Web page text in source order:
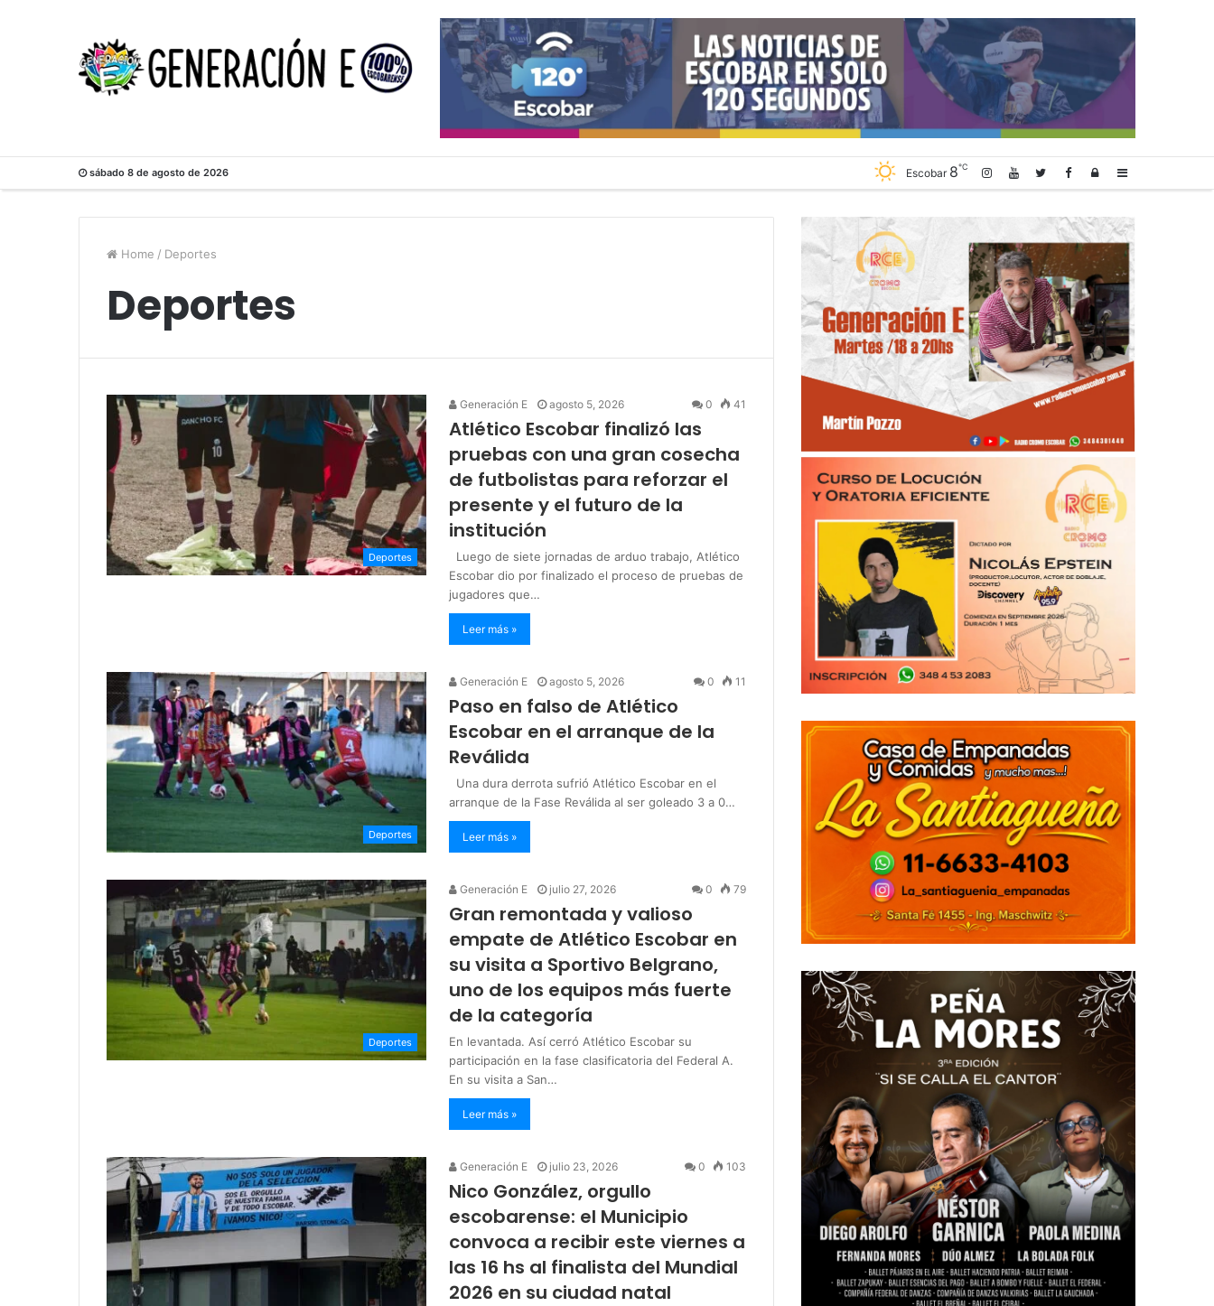
sábado 8 de agosto de 2026 Sidebar
Log
Escobar 8℃
Home / Deportes
Deportes
Deportes
Generación E agosto 5, 2026 0 41
Atlético Escobar finalizó las
pruebas con una gran cosecha
de futbolistas para reforzar el
presente y el futuro de la
institución
Luego de siete jornadas de arduo trabajo, Atlético
Escobar dio por finalizado el proceso de pruebas de
jugadores que…
Leer más »
Deportes
Generación E agosto 5, 2026 0 11
Paso en falso de Atlético
Escobar en el arranque de la
Reválida
Una dura derrota sufrió Atlético Escobar en el
arranque de la Fase Reválida al ser goleado 3 a 0…
Leer más »
Deportes
Generación E julio 27, 2026 0 79
Gran remontada y valioso
empate de Atlético Escobar en
su visita a Sportivo Belgrano,
uno de los equipos más fuerte
de la categoría
En levantada. Así cerró Atlético Escobar su
participación en la fase clasificatoria del Federal A.
En su visita a San…
Leer más »
Generación E julio 23, 2026 0 103
Nico González, orgullo
escobarense: el Municipio
convoca a recibir este viernes a
las 16 hs al finalista del Mundial
2026 en su ciudad natal